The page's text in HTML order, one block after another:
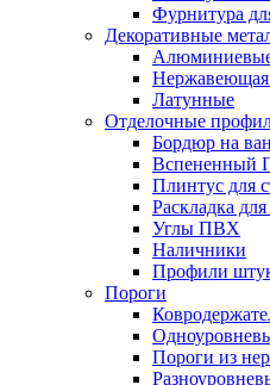
Фурнитура
Декоративные
Нержавеющая
Латунные
Отделочные
Бордюр на
Вспененный
Плинтус для
Раскладка
Углы ПВХ
Наличники
Профили
Пороги
Пороги из